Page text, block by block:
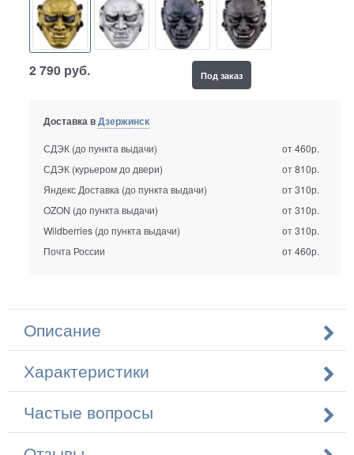
2 790 руб. Под заказ
Доставка вДзержинск
СДЭК (до пункта выдачи)
от 460р.
СДЭК (курьером до двери)
от 810р.
Яндекс Доставка (до пункта выдачи)
от 310р.
OZON (до пункта выдачи)
от 310р.
Wildberries (до пункта выдачи)
от 310р.
Почта России
от 460р.
Описание
Характеристики
Частые вопросы